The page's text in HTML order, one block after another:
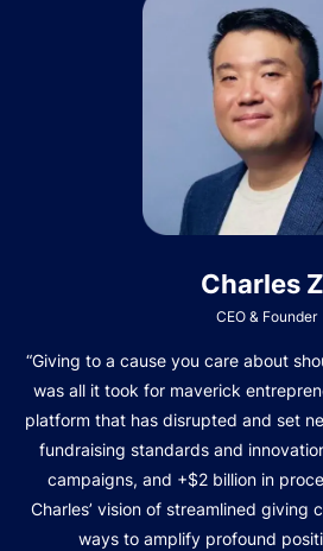
Charles
CEO & Founder
“Giving to a cause you care about
was all it took for maverick
platform that has disrupted and set
fundraising standards and
campaigns, and +$2 billion in
Charles’ vision of streamlined giving
ways to amplify profound